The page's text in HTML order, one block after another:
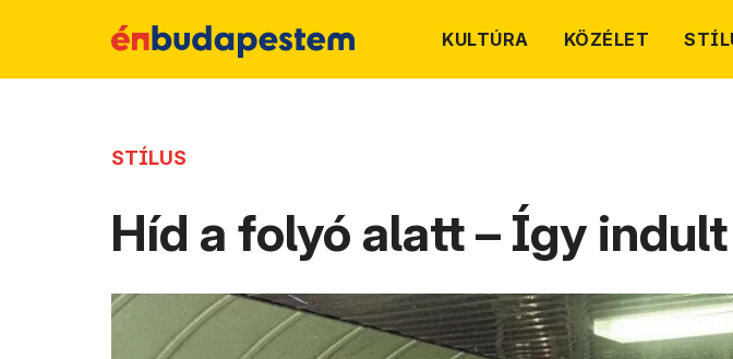
KULTÚRA KÖZÉLET
STÍLUS
Híd a folyó alatt – Így